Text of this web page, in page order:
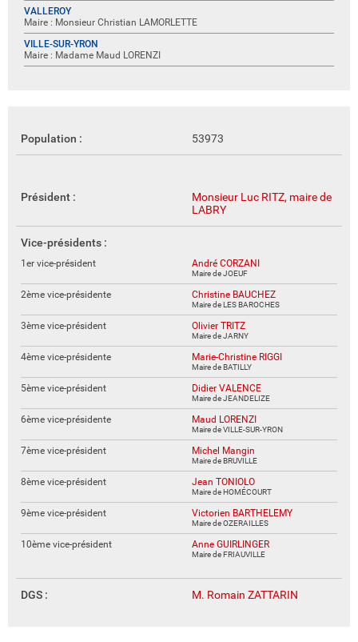
VALLEROY
Maire : Monsieur Christian LAMORLETTE
VILLE-SUR-YRON
Maire : Madame Maud LORENZI
Population : 53973
Président :
Monsieur Luc RITZ, maire de
LABRY
Vice-présidents :
1er vice-président André CORZANI
Maire de JOEUF
2ème vice-présidente Christine BAUCHEZ
Maire de LES BAROCHES
3ème vice-président Olivier TRITZ
Maire de JARNY
4ème vice-présidente Marie-Christine RIGGI
Maire de BATILLY
5ème vice-président Didier VALENCE
Maire de JEANDELIZE
6ème vice-présidente Maud LORENZI
Maire de VILLE-SUR-YRON
7ème vice-président Michel Mangin
Maire de BRUVILLE
8ème vice-président Jean TONIOLO
Maire de HOMÉCOURT
9ème vice-président Victorien BARTHELEMY
Maire de OZERAILLES
10ème vice-président Anne GUIRLINGER
Maire de FRIAUVILLE
DGS : M. Romain ZATTARIN